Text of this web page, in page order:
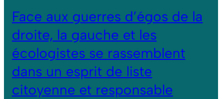
Face aux guerres d’égos de la
droite, la gauche et les
écologistes se rassemblent
dans un esprit de liste
citoyenne et responsable